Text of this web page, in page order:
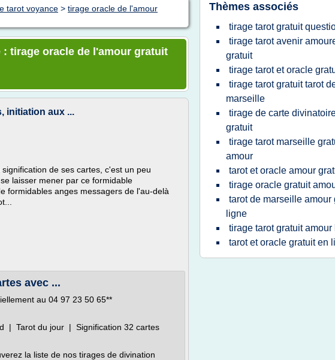
tarot voyance > tirage oracle de l'amour
tirage oracle de l'amour gratuit
initiation aux ...
de ses cartes, c'est un peu
laisser mener par ce formidable
formidables anges messagers de l'au-delà
avec ...
au 04 97 23 50 65**
| Tarot du jour | Signification 32 cartes
la liste de nos tirages de divination
Thèmes associés
tirage tarot gratuit
tirage tarot avenir
gratuit
tirage tarot et oracle
tirage tarot gratuit tarot
marseille
tirage de carte
gratuit
tirage tarot marseille
amour
tarot et oracle amour
tirage oracle gratuit
tarot de marseille amour
ligne
tirage tarot gratuit
tarot et oracle gratuit en